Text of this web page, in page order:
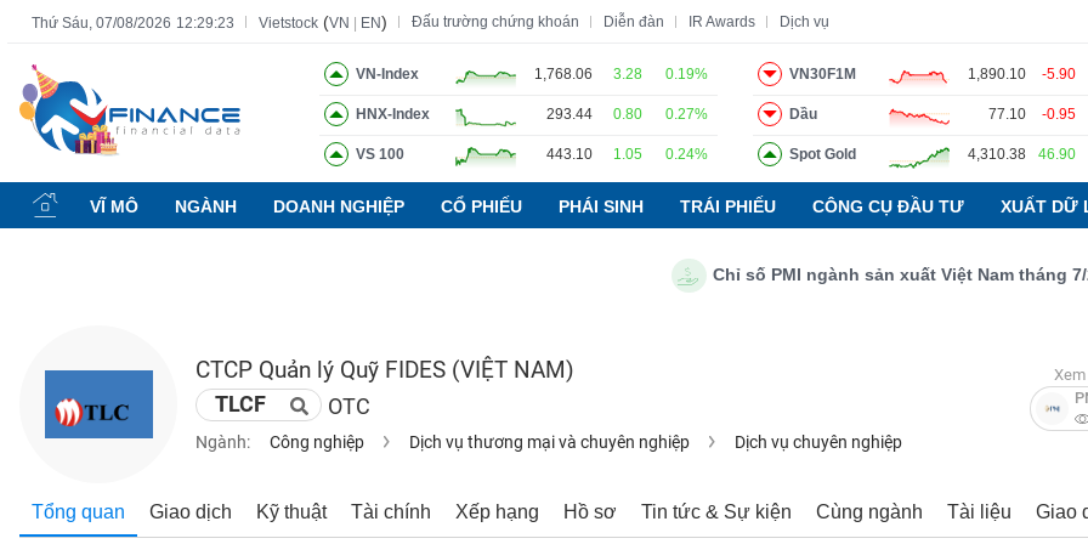
Thứ Sáu, 07/08/2026 12:29:24 Vietstock (VN EN) Đấu trường chứng khoán Diễn đàn IR Awards Dịch vụ
VN-Index 1,768.06 3.28 0.19%
HNX-Index 293.44 0.80 0.27%
VS 100 443.10 1.05 0.24%
VN30F1M 1,890.10 -5.90
Dầu 77.10 -0.95
Spot Gold 4,310.38 46.90
VĨ MÔ NGÀNH DOANH NGHIỆP CỔ PHIẾU PHÁI SINH TRÁI PHIẾU CÔNG CỤ ĐẦU TƯ XUẤT DỮ
Chỉ số PMI ngành sản xuất Việt Nam tháng 7/
CTCP Quản lý Quỹ FIDES (VIỆT NAM)
TLCF OTC
Ngành: Công nghiệp Dịch vụ thương mại và chuyên nghiệp Dịch vụ chuyên nghiệp
Tổng quan Giao dịch Kỹ thuật Tài chính Xếp hạng Hồ sơ Tin tức & Sự kiện Cùng ngành Tài liệu Giao
Tất cả Tính năng Ngành Mã chứng khoán Lãnh đạo Báo cáo phân tích Thuật ngữ
Tính
năng
(-)
KHOÁN
NGHIỆP